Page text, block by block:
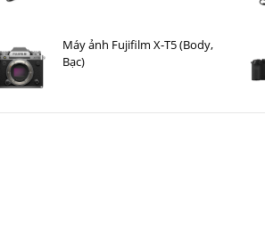
Máy ảnh Fujifilm X-T5 (Body,
Bạc)